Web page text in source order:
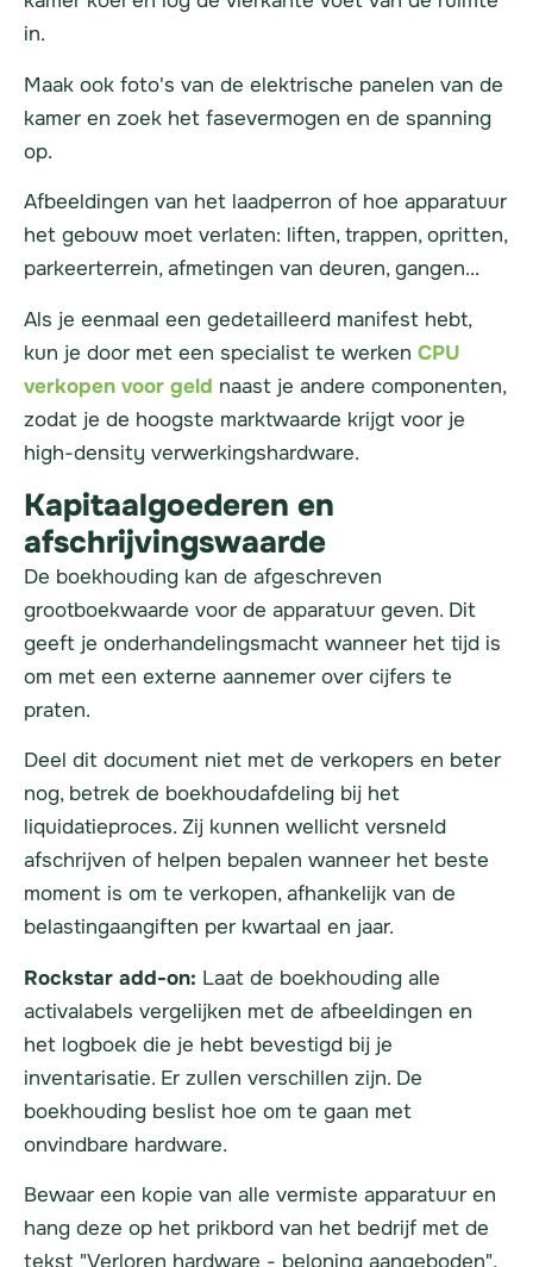
in.
Maak ook foto's van de elektrische panelen van de
kamer en zoek het fasevermogen en de spanning
op.
Afbeeldingen van het laadperron of hoe apparatuur
het gebouw moet verlaten: liften, trappen, opritten,
parkeerterrein, afmetingen van deuren, gangen...
Als je eenmaal een gedetailleerd manifest hebt,
kun je door met een specialist te werken CPU
verkopen voor geld naast je andere componenten,
zodat je de hoogste marktwaarde krijgt voor je
high-density verwerkingshardware.
Kapitaalgoederen en
afschrijvingswaarde
De boekhouding kan de afgeschreven
grootboekwaarde voor de apparatuur geven. Dit
geeft je onderhandelingsmacht wanneer het tijd is
om met een externe aannemer over cijfers te
praten.
Deel dit document niet met de verkopers en beter
nog, betrek de boekhoudafdeling bij het
liquidatieproces. Zij kunnen wellicht versneld
afschrijven of helpen bepalen wanneer het beste
moment is om te verkopen, afhankelijk van de
belastingaangiften per kwartaal en jaar.
Rockstar add-on: Laat de boekhouding alle
activalabels vergelijken met de afbeeldingen en
het logboek die je hebt bevestigd bij je
inventarisatie. Er zullen verschillen zijn. De
boekhouding beslist hoe om te gaan met
onvindbare hardware.
Bewaar een kopie van alle vermiste apparatuur en
hang deze op het prikbord van het bedrijf met de
tekst "Verloren hardware - beloning aangeboden".